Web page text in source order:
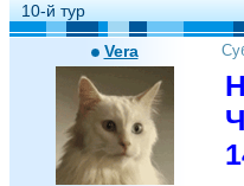
10-й тур
Vera